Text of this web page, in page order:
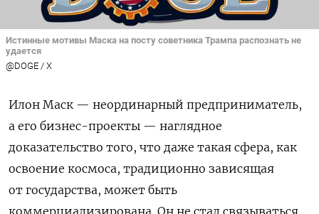
Истинные мотивы Маска на посту советника Трампа распознать не
удается
@DOGE / X
Илон Маск — неординарный предприниматель,
а его бизнес-проекты — наглядное
доказательство того, что даже такая сфера, как
освоение космоса, традиционно зависящая
от государства, может быть
коммерциализирована. Он не стал связываться